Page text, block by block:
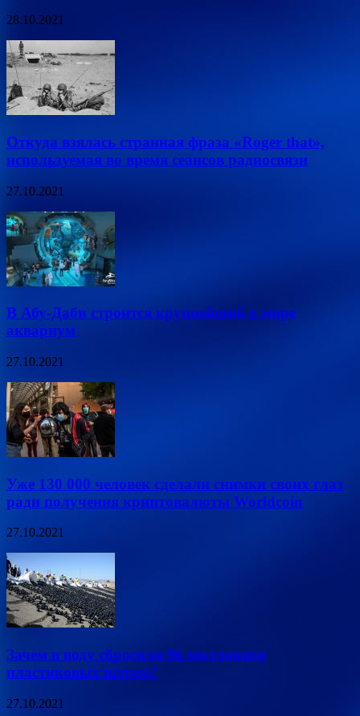
28.10.2021
Откуда взялась странная фраза «Roger that»,
используемая во время сеансов радиосвязи
27.10.2021
В Абу-Даби строится крупнейший в мире
аквариум
27.10.2021
Уже 130 000 человек сделали снимки своих глаз
ради получения криптовалюты Worldcoin
27.10.2021
Зачем в воду сбросили 96 миллионов
пластиковых шаров?
27.10.2021